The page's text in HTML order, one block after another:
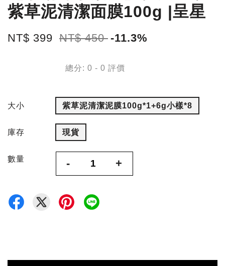
紫草泥清潔面膜100g |呈星
NT$ 399 NT$ 450 -11.3%
總分: 0 - 0 評價
大小 紫草泥清潔泥膜100g*1+6g小樣*8
庫存 現貨
數量 - +